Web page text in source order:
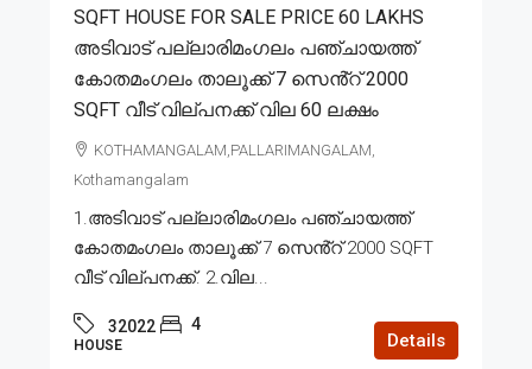
SQFT HOUSE FOR SALE PRICE 60 LAKHS
അടിവാട് പല്ലാരിമംഗലം പഞ്ചായത്ത്
കോതമംഗലം താലൂക്ക് 7 സെൻ്റ് 2000
SQFT വീട് വില്പനക്ക് വില 60 ലക്ഷം
KOTHAMANGALAM,PALLARIMANGALAM,
Kothamangalam
1.അടിവാട് പല്ലാരിമംഗലം പഞ്ചായത്ത്
കോതമംഗലം താലൂക്ക് 7 സെൻ്റ് 2000 SQFT
വീട് വില്പനക്ക്. 2.വില...
32022 4
HOUSE Details